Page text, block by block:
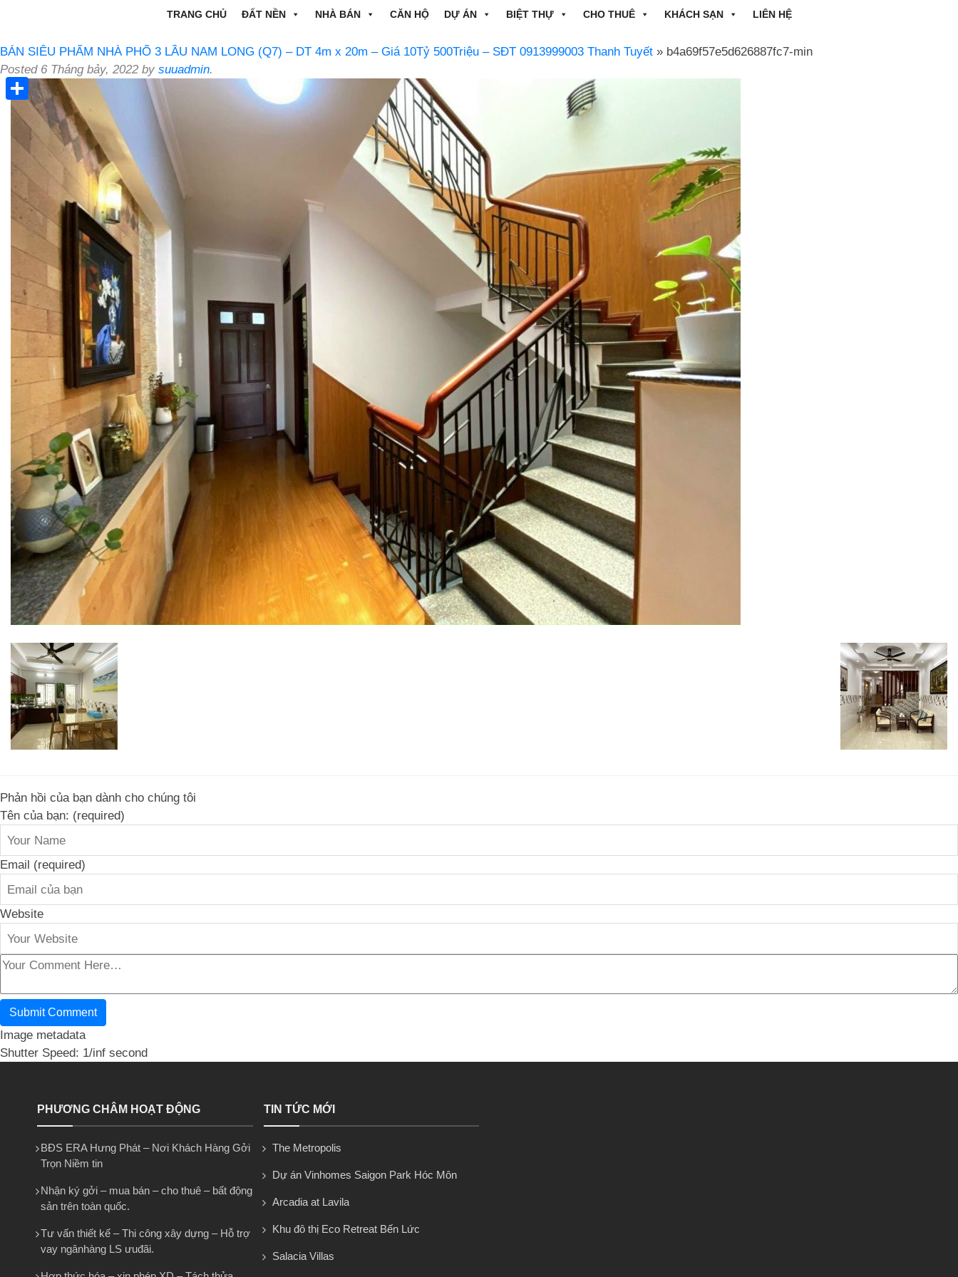
TRANG CHỦ ĐẤT NỀN NHÀ BÁN CĂN HỘ DỰ ÁN BIỆT THỰ CHO THUÊ KHÁCH SẠN LIÊN HỆ
BÁN SIÊU PHẨM NHÀ PHỐ 3 LẦU NAM LONG (Q7) – DT 4m x 20m – Giá 10Tỷ 500Triệu – SĐT 0913999003 Thanh Tuyết » b4a69f57e5d626887fc7-min
Posted 6 Tháng bảy, 2022 by suuadmin.
Phản hồi của bạn dành cho chúng tôi
Tên của bạn: (required)
Email (required)
Website
Image metadata
Shutter Speed: 1/inf second
PHƯƠNG CHÂM HOẠT ĐỘNG
BĐS ERA Hưng Phát – Nơi Khách Hàng Gởi
Trọn Niềm tin
Nhận ký gởi – mua bán – cho thuê – bất động
sản trên toàn quốc.
Tư vấn thiết kế – Thi công xây dựng – Hỗ trợ
vay ngânhàng LS ưuđãi.
TIN TỨC MỚI
The Metropolis
Dự án Vinhomes Saigon Park Hóc Môn
Arcadia at Lavila
Khu đô thị Eco Retreat Bến Lức
Salacia Villas
Share